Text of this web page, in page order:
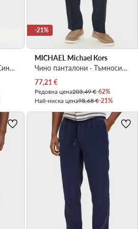
Текстилни панталони · Син · Regular Fit
-21%
MICHAEL Michael Kors
Чино панталони · Тъмносин · Regular Fit
Актуална цена
77,21 €
Редовна цена203,49 €-62%
Най-ниска цена98,68 €-21%